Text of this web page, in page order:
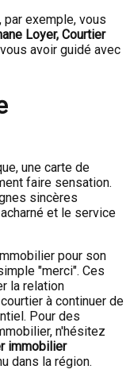
exemple, vous
Loyer, Courtier
avoir guidé avec
une carte de
faire sensation.
sincères
et le service
pour son
"merci". Ces
la relation
à continuer de
Pour des
n'hésitez
immobilier
dans la région.